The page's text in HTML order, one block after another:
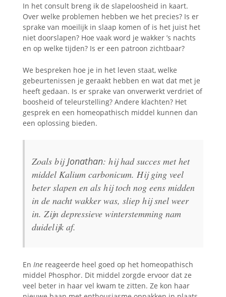
In het consult breng ik de slapeloosheid in kaart.
Over welke problemen hebben we het precies? Is er
sprake van moeilijk in slaap komen of is het juist het
niet doorslapen? Hoe vaak word je wakker ’s nachts
en op welke tijden? Is er een patroon zichtbaar?
We bespreken hoe je in het leven staat, welke
gebeurtenissen je geraakt hebben en wat dat met je
heeft gedaan. Is er sprake van onverwerkt verdriet of
boosheid of teleurstelling? Andere klachten? Het
gesprek en een homeopathisch middel kunnen dan
een oplossing bieden.
Zoals bij Jonathan: hij had succes met het
middel Kalium carbonicum. Hij ging veel
beter slapen en als hij toch nog eens midden
in de nacht wakker was, sliep hij snel weer
in. Zijn depressieve winterstemming nam
duidelijk af.
En Ine reageerde heel goed op het homeopathisch
middel Phosphor. Dit middel zorgde ervoor dat ze
veel beter in haar vel kwam te zitten. Ze kon haar